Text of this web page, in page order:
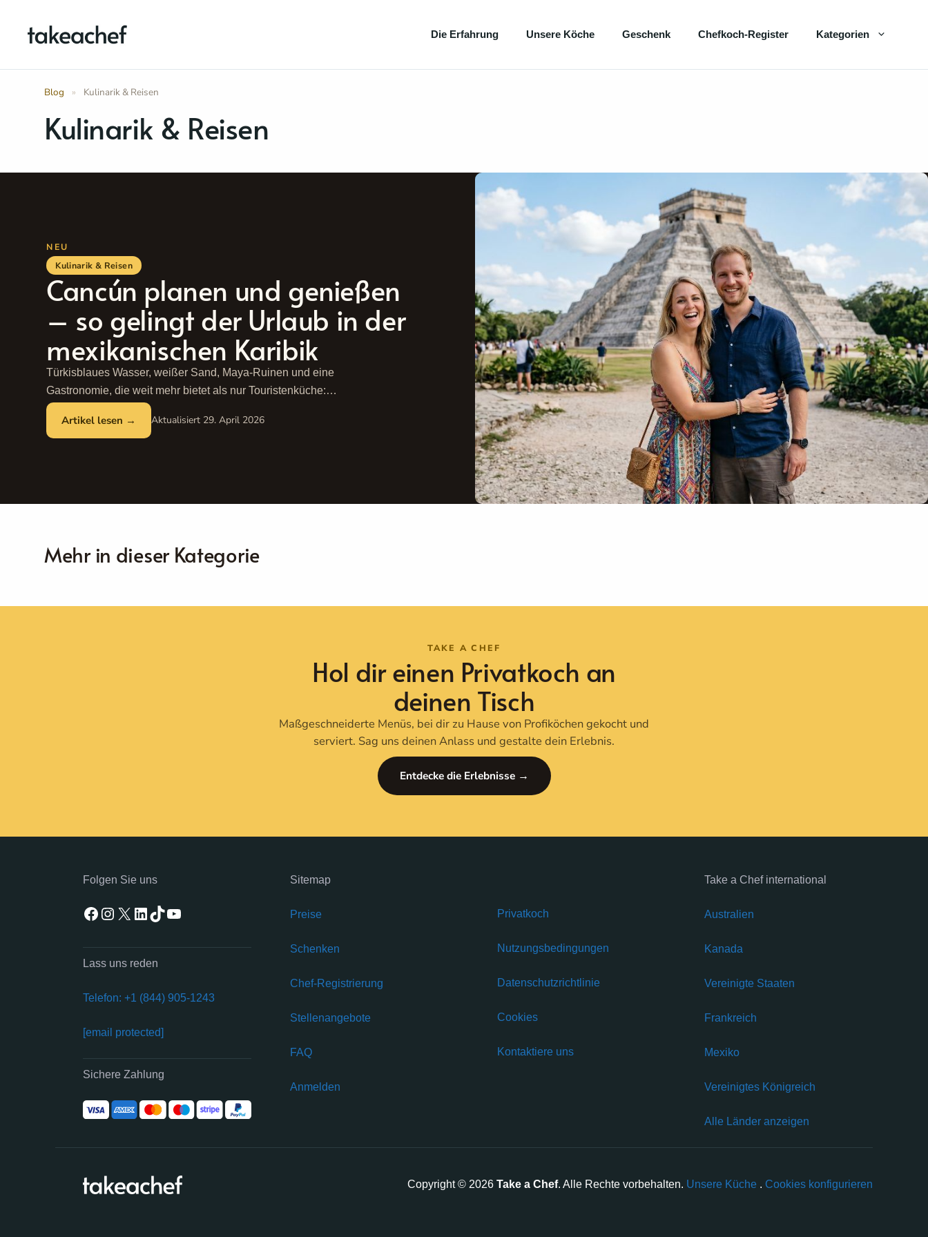
springen
Die Erfahrung Unsere Köche Geschenk Chefkoch-Register Kategorien
Blog » Kulinarik & Reisen
Kulinarik & Reisen
Kulinarik & Reisen
Cancún planen und genießen
– so gelingt der Urlaub in der
mexikanischen Karibik
Türkisblaues Wasser, weißer Sand, Maya-Ruinen und eine
Gastronomie, die weit mehr bietet als nur Touristenküche:
Cancún ist eines der vielseitigsten Reiseziele Mexikos ...
Weiterlesen ...
29. April 2026
TAKE A CHEF
Hol dir einen Privatkoch an
deinen Tisch
Maßgeschneiderte Menüs, bei dir zu Hause von Profiköchen gekocht und
serviert. Sag uns deinen Anlass und gestalte dein Erlebnis.
Entdecke die Erlebnisse →
Folgen Sie uns
Facebook
Instagram
X LinkedIn
TikTokYouTube
Lass uns reden
Telefon: +1 (844) 905-1243
[email protected]
Sichere Zahlung
Sitemap
Preise
Schenken
Chef-Registrierung
Stellenangebote
FAQ
Anmelden
Privatkoch
Nutzungsbedingungen
Datenschutzrichtlinie
Cookies
Kontaktiere uns
Take a Chef international
Australien
Kanada
Vereinigte Staaten
Frankreich
Mexiko
Vereinigtes Königreich
Alle Länder anzeigen
Copyright © 2026 Take a Chef. Alle Rechte vorbehalten. Unsere Küche . Cookies konfigurieren